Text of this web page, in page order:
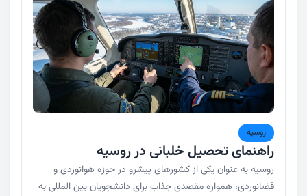
روسیه
راهنمای تحصیل خلبانی در روسیه
روسیه به عنوان یکی از کشورهای پیشرو در حوزه هوانوردی و
فضانوردی، همواره مقصدی جذاب برای دانشجویان بین المللی به